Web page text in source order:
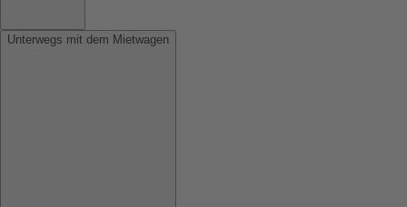
Unterwegs mit dem Mietwagen